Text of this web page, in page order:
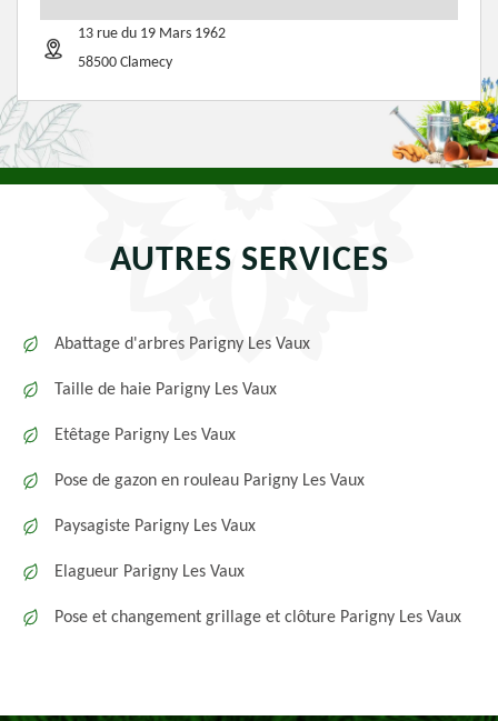
13 rue du 19 Mars 1962
58500 Clamecy
AUTRES SERVICES
Abattage d'arbres Parigny Les Vaux
Taille de haie Parigny Les Vaux
Etêtage Parigny Les Vaux
Pose de gazon en rouleau Parigny Les Vaux
Paysagiste Parigny Les Vaux
Elagueur Parigny Les Vaux
Pose et changement grillage et clôture Parigny Les Vaux